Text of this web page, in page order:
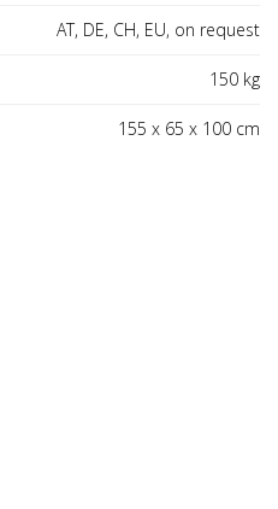
AT, DE, CH, EU, on request
150 kg
155 x 65 x 100 cm